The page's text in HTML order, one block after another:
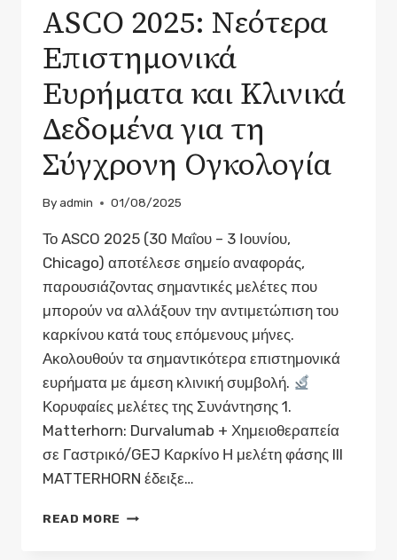
ΑΛΉΘΕΙΑ;
ASCO 2025: Νεότερα
Επιστημονικά
Ευρήματα και Κλινικά
Δεδομένα για τη
Σύγχρονη Ογκολογία
Byadmin 01/08/2025
Το ASCO 2025 (30 Μαΐου – 3 Ιουνίου,
Chicago) αποτέλεσε σημείο αναφοράς,
παρουσιάζοντας σημαντικές μελέτες που
μπορούν να αλλάξουν την αντιμετώπιση του
καρκίνου κατά τους επόμενους μήνες.
Ακολουθούν τα σημαντικότερα επιστημονικά
ευρήματα με άμεση κλινική συμβολή.
Κορυφαίες μελέτες της Συνάντησης 1.
Matterhorn: Durvalumab + Χημειοθεραπεία
σε Γαστρικό/GEJ Καρκίνο Η μελέτη φάσης III
MATTERHORN έδειξε…
READ MORE ASCO